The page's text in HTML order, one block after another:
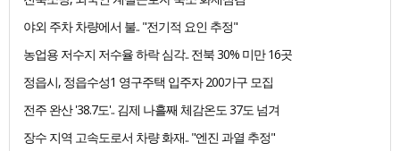
야외 주차 차량에서 불.. "전기적 요인 추정"
농업용 저수지 저수율 하락 심각.. 전북 30% 미만 16곳
정읍시, 정읍수성1 영구주택 입주자 200가구 모집
전주 완산 '38.7도'.. 김제 나흘째 체감온도 37도 넘겨
장수 지역 고속도로서 차량 화재.. "엔진 과열 추정"